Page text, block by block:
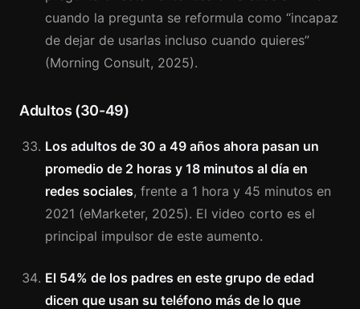
cuando la pregunta se reformula como “incapaz
de dejar de usarlas incluso cuando quieres”
(Morning Consult, 2025).
Adultos (30-49)
Los adultos de 30 a 49 años ahora pasan un
promedio de 2 horas y 18 minutos al día en
redes sociales, frente a 1 hora y 45 minutos en
2021 (eMarketer, 2025). El video corto es el
principal impulsor de este aumento.
El 54% de los padres en este grupo de edad
dicen que usan su teléfono más de lo que